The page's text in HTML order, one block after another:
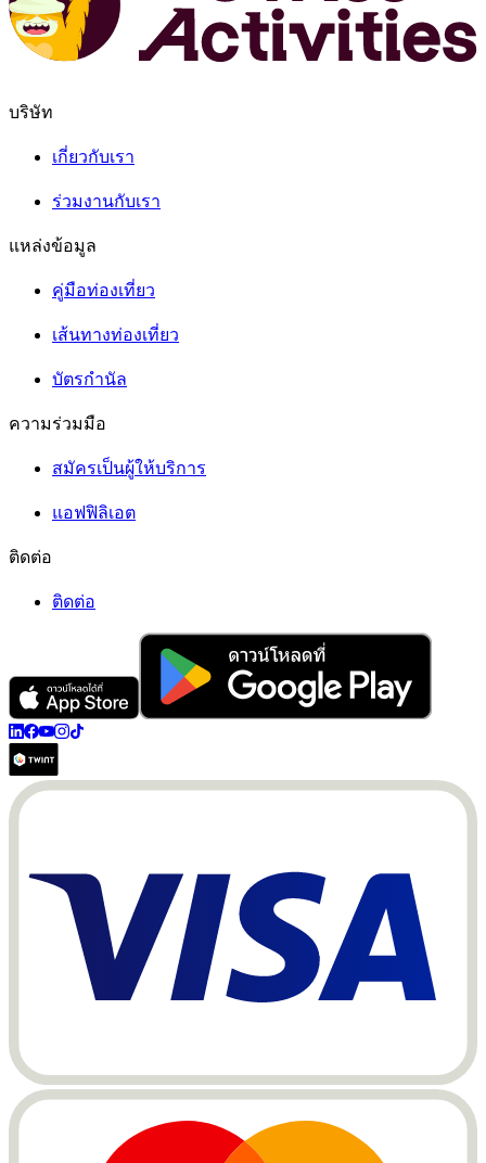
บริษัท
เกี่ยวกับเรา
ร่วมงานกับเรา
แหล่งข้อมูล
คู่มือท่องเที่ยว
เส้นทางท่องเที่ยว
บัตรกำนัล
ความร่วมมือ
สมัครเป็นผู้ให้บริการ
แอฟฟิลิเอต
ติดต่อ
ติดต่อ